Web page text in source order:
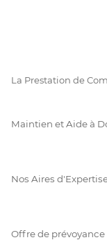
La Prestation de
Maintien et Aide à
Nos Aires
Offre de prévoyance